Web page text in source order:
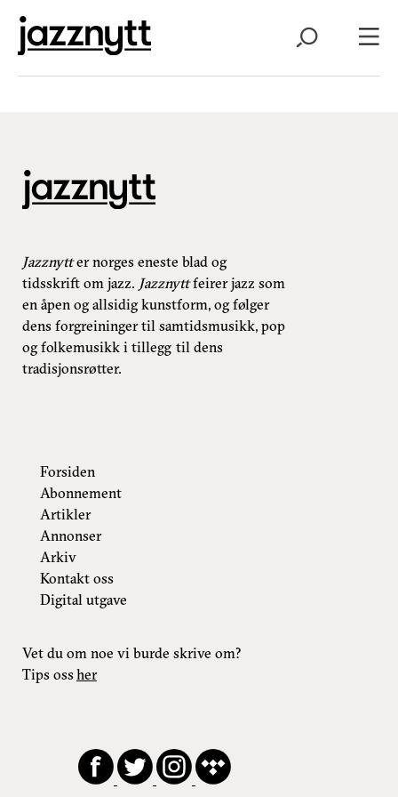
Jazznytter norges eneste blad og
tidsskrift om jazz. Jazznyttfeirer jazz som
en åpen og allsidig kunstform, og følger
dens forgreininger til samtidsmusikk, pop
og folkemusikk i tillegg til dens
tradisjonsrøtter.
Forsiden
Abonnement
Artikler
Annonser
Arkiv
Kontakt oss
Digital utgave
Vet du om noe vi burde skrive om?
Tips ossher